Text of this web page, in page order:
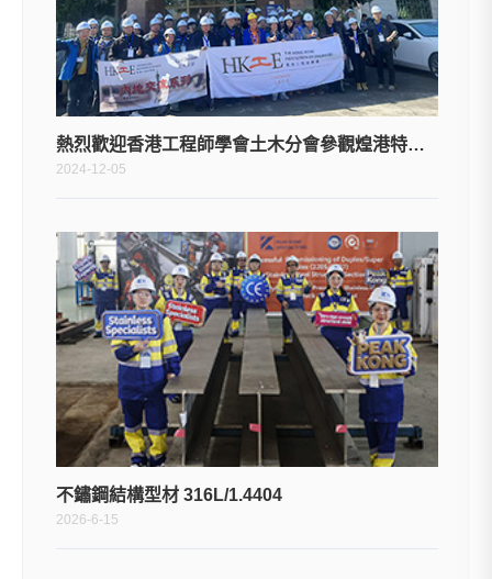
熱烈歡迎香港工程師學會土木分會參觀煌港特鋼工廠
2024-12-05
不鏽鋼結構型材 316L/1.4404
2026-6-15